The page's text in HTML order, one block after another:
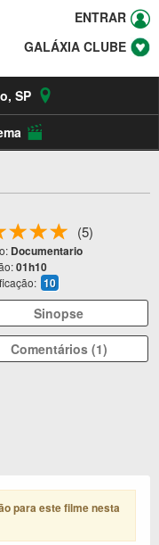
ENTRAR
GALÁXIA CLUBE
, SP
(5)
Documentario
01h10
10
Sinopse
Comentários (1)
para este filme nesta